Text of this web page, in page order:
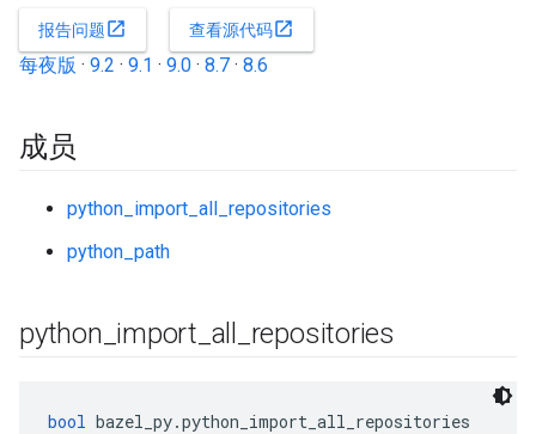
报告问题open_in_new 查看源代码open_in_new
每夜版 · 9.2 · 9.1 · 9.0 · 8.7 · 8.6
成员
python_import_all_repositories
python_path
python import all repositories
bool bazel_py.python_import_all_repositories